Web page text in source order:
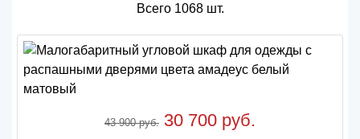
Всего 1068 шт.
43 900 руб. 30 700 руб.